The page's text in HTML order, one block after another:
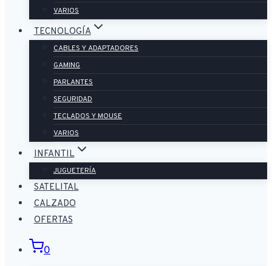
VARIOS
TECNOLOGÍA
CABLES Y ADAPTADORES
GAMING
PARLANTES
SEGURIDAD
TECLADOS Y MOUSE
VARIOS
INFANTIL
JUGUETERÍA
SATELITAL
CALZADO
OFERTAS
0